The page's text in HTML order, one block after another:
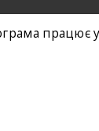
працює у